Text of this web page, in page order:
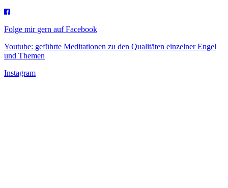
Folge mir gern auf Facebook
Youtube: geführte Meditationen zu den Qualitäten einzelner Engel
und Themen
Instagram